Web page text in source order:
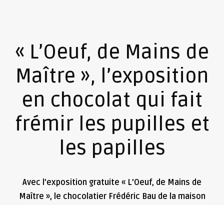
« L’Oeuf, de Mains de
Maître », l’exposition
en chocolat qui fait
frémir les pupilles et
les papilles
Avec l’exposition gratuite « L’Oeuf, de Mains de
Maître », le chocolatier Frédéric Bau de la maison